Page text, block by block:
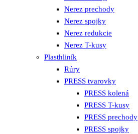
Nerez prechody
Nerez spojky
Nerez redukcie
Nerez T-kusy
Plasthliník
Rúry
PRESS tvarovky
PRESS kolená
PRESS T-kusy
PRESS prechody
PRESS spojky